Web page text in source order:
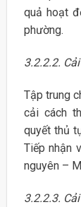
quả hoạt
phường.
3.2.2.2.
Tập trung
cải cách
quyết thủ
Tiếp nhận
nguyên –
3.2.2.3.